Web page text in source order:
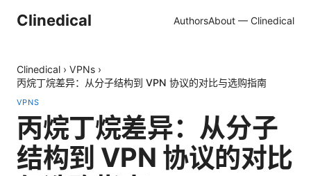
Clinedical AuthorsAbout — Clinedical
Clinedical › VPNs ›
丙烷丁烷差异：从分子结构到 VPN 协议的对比与选购指南
VPNS
丙烷丁烷差异：从分子
结构到 VPN 协议的对比